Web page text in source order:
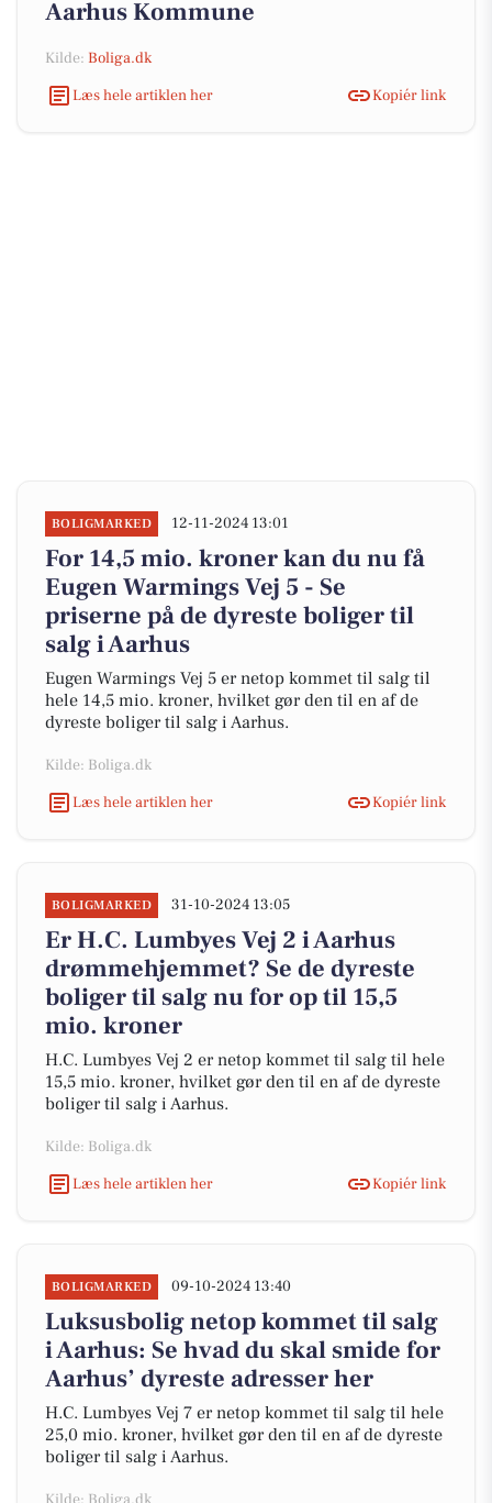
Aarhus Kommune
Kilde: Boliga.dk
Læs hele artiklen her
Kopiér link
BOLIGMARKED 12-11-2024 13:01
For 14,5 mio. kroner kan du nu få
Eugen Warmings Vej 5 - Se
priserne på de dyreste boliger til
salg i Aarhus
Eugen Warmings Vej 5 er netop kommet til salg til
hele 14,5 mio. kroner, hvilket gør den til en af de
dyreste boliger til salg i Aarhus.
Kilde: Boliga.dk
Læs hele artiklen her
Kopiér link
BOLIGMARKED 31-10-2024 13:05
Er H.C. Lumbyes Vej 2 i Aarhus
drømmehjemmet? Se de dyreste
boliger til salg nu for op til 15,5
mio. kroner
H.C. Lumbyes Vej 2 er netop kommet til salg til hele
15,5 mio. kroner, hvilket gør den til en af de dyreste
boliger til salg i Aarhus.
Kilde: Boliga.dk
Læs hele artiklen her
Kopiér link
BOLIGMARKED 09-10-2024 13:40
Luksusbolig netop kommet til salg
i Aarhus: Se hvad du skal smide for
Aarhus’ dyreste adresser her
H.C. Lumbyes Vej 7 er netop kommet til salg til hele
25,0 mio. kroner, hvilket gør den til en af de dyreste
boliger til salg i Aarhus.